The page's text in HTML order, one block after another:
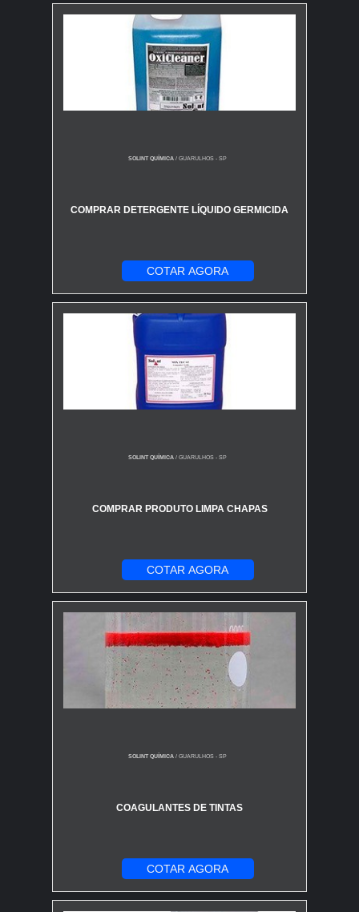
SOLINT QUÍMICA/ GUARULHOS - SP
COMPRAR DETERGENTE LÍQUIDO GERMICIDA
COTAR AGORA
SOLINT QUÍMICA/ GUARULHOS - SP
COMPRAR PRODUTO LIMPA CHAPAS
COTAR AGORA
SOLINT QUÍMICA/ GUARULHOS - SP
COAGULANTES DE TINTAS
COTAR AGORA